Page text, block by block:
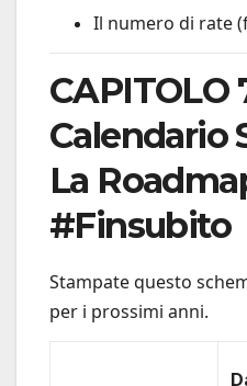
Il numero di rate
CAPITOLO
Calendario
La
#Finsubito
Stampate questo
per i prossimi anni.